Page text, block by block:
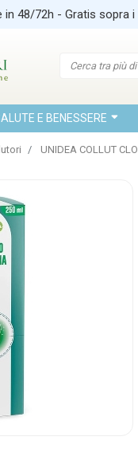
in 48/72h - Gratis sopra
E BENESSERE
UNIDEA COLLUT